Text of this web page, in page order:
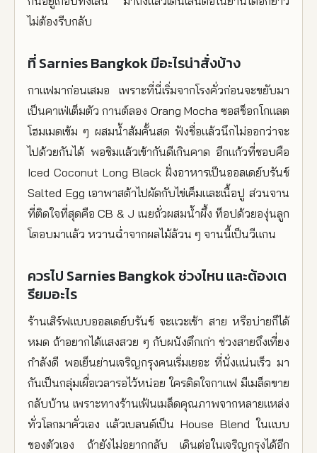
ไม่ต้องรีบกลับ
ที่ Sarnies Bangkok มีอะไรน่าสั่งบ้าง
กาแฟมาก่อนเสมอ เพราะที่นี่เริ่มจากโรงคั่วก่อนจะขยับมา
เป็นคาเฟ่เต็มตัว กานต์ลอง Orang Mocha ซอสช็อกโกแลต
โฮมเมดเข้ม ๆ ผสมน้ำส้มคั้นสด ฟังชื่อแล้วนึกไม่ออกว่าจะ
ไปด้วยกันได้ พอชิมแล้วเข้ากันดีเกินคาด อีกแก้วที่ชอบคือ
Iced Coconut Long Black ฝั่งอาหารเป็นออลเดย์บรันช์
Salted Egg เอาพาสต้าไปผัดกับไข่เค็มและเนื้อปู ส่วนจาน
ที่ติดใจที่สุดคือ CB & J เนยถั่วผสมน้ำผึ้ง ท็อปด้วยองุ่นลูก
โตอบมาแล้ว หวานฉ่ำจากผลไม้ล้วน ๆ จานนี้เป็นวีแกน
ควรไป Sarnies Bangkok ช่วงไหน และต้องเต
รียมอะไร
ร้านเสิร์ฟแบบออลเดย์บรันช์ จะแวะเช้า สาย หรือบ่ายก็ได้
หมด ถ้าอยากได้แสงสวย ๆ กับผนังตึกเก่า ช่วงสายถึงเที่ยง
กำลังดี พอเย็นย่านเจริญกรุงคนเริ่มเยอะ ที่นั่งแน่นเร็ว มา
กันเป็นกลุ่มเผื่อเวลารอไว้หน่อย ใครติดใจกาแฟ มีเมล็ดขาย
กลับบ้าน เพราะทางร้านเฟ้นเมล็ดคุณภาพจากหลายแหล่ง
ทั่วโลกมาคั่วเอง แล้วเบลนด์เป็น House Blend ในแบบ
ของตัวเอง ถ้ายังไม่อยากกลับ เดินต่อในเจริญกรุงได้อีก